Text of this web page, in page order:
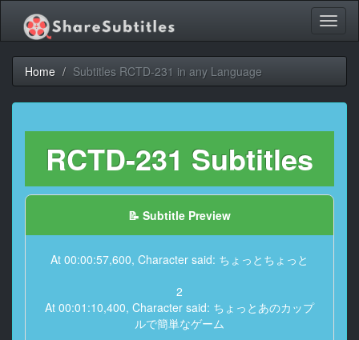
Home Subtitles RCTD-231 in any Language
RCTD-231 Subtitles
📝 Subtitle Preview
At 00:00:57,600, Character said: ちょっとちょっと
2
At 00:01:10,400, Character said: ちょっとあのカップ
ルで簡単なゲーム